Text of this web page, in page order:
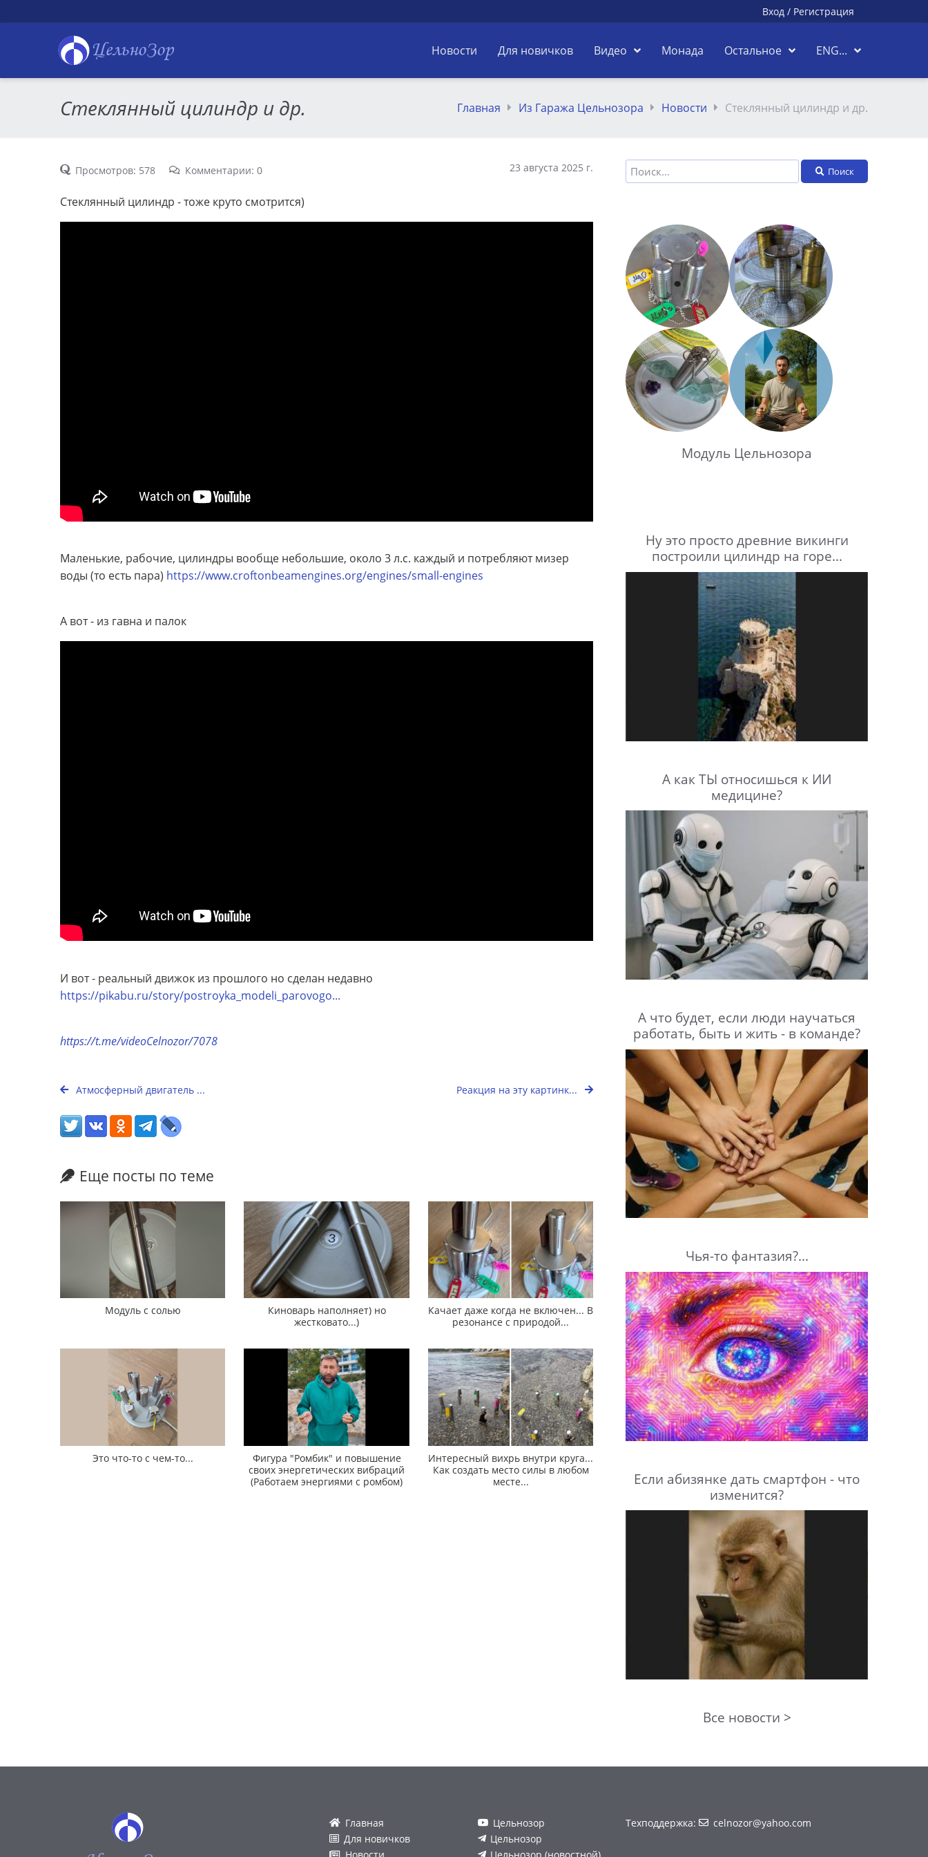
Вход / Регистрация
ЦельноЗор Новости Для новичков Видео Монада Остальное ENG...
Стеклянный цилиндр и др. Главная Из Гаража Цельнозора Новости Стеклянный цилиндр и др.
Просмотров: 578 Комментарии: 0 23 августа 2025 г.
Стеклянный цилиндр - тоже круто смотрится)
Маленькие, рабочие, цилиндры вообще небольшие, около 3 л.с. каждый и потребляют мизер
воды (то есть пара) https://www.croftonbeamengines.org/engines/small-engines
А вот - из гавна и палок
И вот - реальный движок из прошлого но сделан недавно
https://pikabu.ru/story/postroyka_modeli_parovogo...
https://t.me/videoCelnozor/7078
Атмосферный двигатель ... Реакция на эту картинк...
Еще посты по теме
Модуль с солью
Киноварь наполняет) но
жестковато...)
Качает даже когда не включен... В
резонансе с природой...
Это что-то с чем-то...
Фигура "Ромбик" и повышение
своих энергетических вибраций
(Работаем энергиями с ромбом)
Интересный вихрь внутри круга...
Как создать место силы в любом
месте...
Поиск
Модуль Цельнозора
Ну это просто древние викинги
построили цилиндр на горе...
А как ТЫ относишься к ИИ
медицине?
А что будет, если люди научаться
работать, быть и жить - в команде?
Чья-то фантазия?...
Если абизянке дать смартфон - что
изменится?
Все новости >
Главная
Для новичков
Цельнозор
Цельнозор
Техподдержка: celnozor@yahoo.com